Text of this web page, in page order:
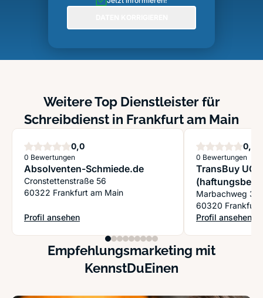
Weitere Top Dienstleister für
Schreibdienst in Frankfurt am Main
0,0Sterne
0 Bewertungen
Absolventen-Schmiede.de
Cronstettenstraße 56
60322 Frankfurt am Main
Profil ansehen
: Absolventen-Schmiede.de
0,0
0 Bewertungen
TransBuy UG
Marbachweg
60320 Frankfurt
Profil ansehen
: TransBuy UG
Empfehlungsmarketing mit
KennstDuEinen